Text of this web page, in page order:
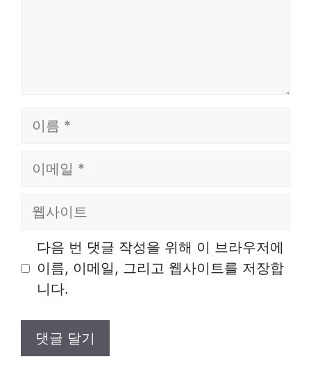
웹
트
다음 번 댓글 작성을 위해 이 브라우저에
이름, 이메일, 그리고 웹사이트를 저장합
니다.